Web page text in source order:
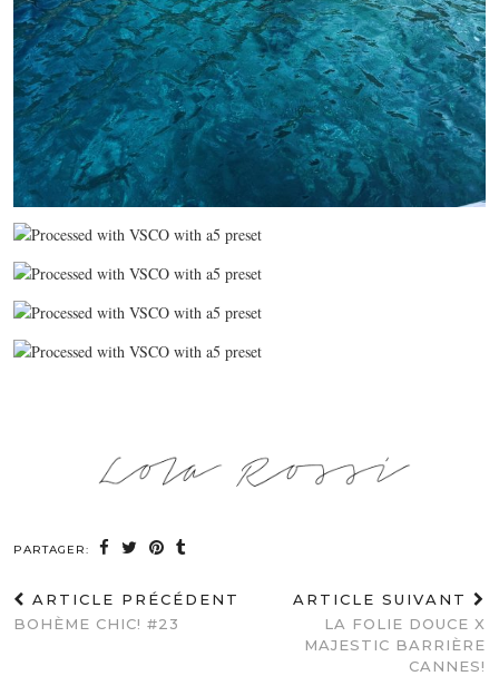
PARTAGER:
ARTICLE PRÉCÉDENT
BOHÈME CHIC! #23
ARTICLE SUIVANT
LA FOLIE DOUCE X
MAJESTIC BARRIÈRE
CANNES!